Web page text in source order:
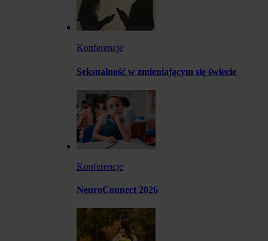
Konferencje
Seksualność w zmieniającym się świecie
Konferencje
NeuroConnect 2026